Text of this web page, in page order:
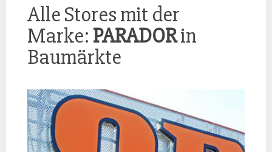
Alle Stores mit der
Marke: PARADORin
Baumärkte